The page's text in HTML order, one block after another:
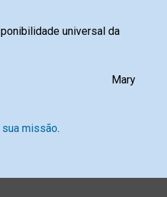
universal da
sua missão.